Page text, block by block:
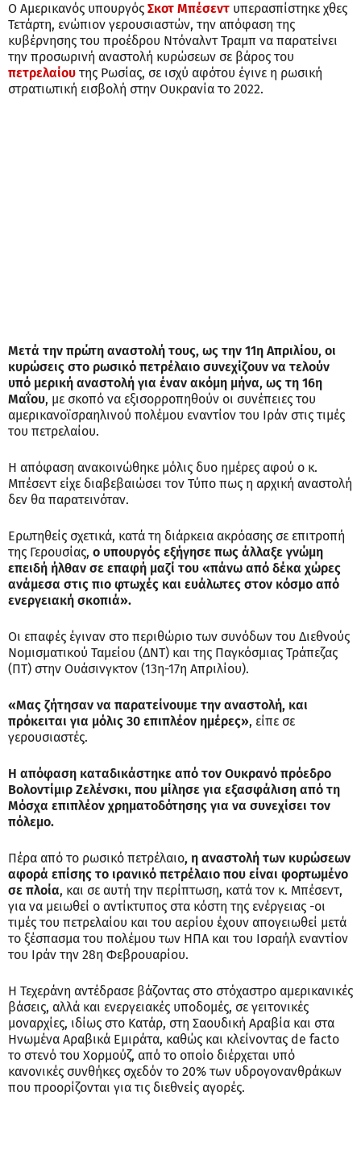
Ο Αμερικανός υπουργός Σκοτ Μπέσεντ υπερασπίστηκε χθες
Τετάρτη, ενώπιον γερουσιαστών, την απόφαση της
κυβέρνησης του προέδρου Ντόναλντ Τραμπ να παρατείνει
την προσωρινή αναστολή κυρώσεων σε βάρος του
πετρελαίου της Ρωσίας, σε ισχύ αφότου έγινε η ρωσική
στρατιωτική εισβολή στην Ουκρανία το 2022.
Μετά την πρώτη αναστολή τους, ως την 11η Απριλίου, οι
κυρώσεις στο ρωσικό πετρέλαιο συνεχίζουν να τελούν
υπό μερική αναστολή για έναν ακόμη μήνα, ως τη 16η
Μαΐου, με σκοπό να εξισορροπηθούν οι συνέπειες του
αμερικανοϊσραηλινού πολέμου εναντίον του Ιράν στις τιμές
του πετρελαίου.
Η απόφαση ανακοινώθηκε μόλις δυο ημέρες αφού ο κ.
Μπέσεντ είχε διαβεβαιώσει τον Τύπο πως η αρχική αναστολή
δεν θα παρατεινόταν.
Ερωτηθείς σχετικά, κατά τη διάρκεια ακρόασης σε επιτροπή
της Γερουσίας, ο υπουργός εξήγησε πως άλλαξε γνώμη
επειδή ήλθαν σε επαφή μαζί του «πάνω από δέκα χώρες
ανάμεσα στις πιο φτωχές και ευάλωτες στον κόσμο από
ενεργειακή σκοπιά».
Οι επαφές έγιναν στο περιθώριο των συνόδων του Διεθνούς
Νομισματικού Ταμείου (ΔΝΤ) και της Παγκόσμιας Τράπεζας
(ΠΤ) στην Ουάσινγκτον (13η-17η Απριλίου).
«Μας ζήτησαν να παρατείνουμε την αναστολή, και
πρόκειται για μόλις 30 επιπλέον ημέρες», είπε σε
γερουσιαστές.
Η απόφαση καταδικάστηκε από τον Ουκρανό πρόεδρο
Βολοντίμιρ Ζελένσκι, που μίλησε για εξασφάλιση από τη
Μόσχα επιπλέον χρηματοδότησης για να συνεχίσει τον
πόλεμο.
Πέρα από το ρωσικό πετρέλαιο, η αναστολή των κυρώσεων
αφορά επίσης το ιρανικό πετρέλαιο που είναι φορτωμένο
σε πλοία, και σε αυτή την περίπτωση, κατά τον κ. Μπέσεντ,
για να μειωθεί ο αντίκτυπος στα κόστη της ενέργειας -οι
τιμές του πετρελαίου και του αερίου έχουν απογειωθεί μετά
το ξέσπασμα του πολέμου των ΗΠΑ και του Ισραήλ εναντίον
του Ιράν την 28η Φεβρουαρίου.
Η Τεχεράνη αντέδρασε βάζοντας στο στόχαστρο αμερικανικές
βάσεις, αλλά και ενεργειακές υποδομές, σε γειτονικές
μοναρχίες, ιδίως στο Κατάρ, στη Σαουδική Αραβία και στα
Ηνωμένα Αραβικά Εμιράτα, καθώς και κλείνοντας de facto
το στενό του Χορμούζ, από το οποίο διέρχεται υπό
κανονικές συνθήκες σχεδόν το 20% των υδρογονανθράκων
που προορίζονται για τις διεθνείς αγορές.